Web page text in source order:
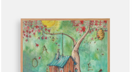
useampi
muunnelma.
tehdä